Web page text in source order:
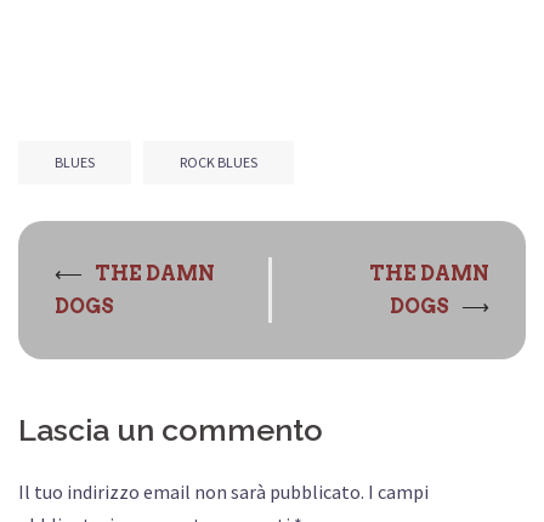
BLUES ROCK BLUES
Navigazione
articolo
⟵
THE DAMN
DOGS
THE DAMN
DOGS
⟶
Lascia un commento
Il tuo indirizzo email non sarà pubblicato. I campi